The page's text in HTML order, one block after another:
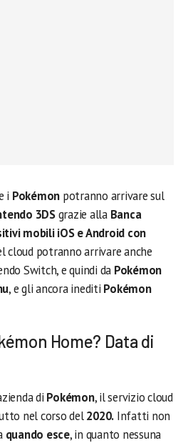
i Pokémon potranno arrivare sul
3DSgrazie allaBanca
mobili iOS e Android con
cloud potranno arrivare anche
Switch, e quindi da Pokémon
, e gli ancora inediti Pokémon
Home? Data di
di Pokémon, il servizio cloud
nel corso del2020. Infatti non
quando esce, in quanto nessuna